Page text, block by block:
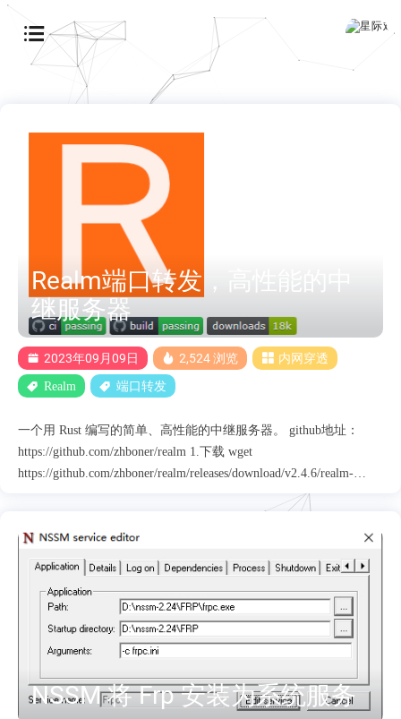
Realm端口转发，高性能的中
继服务器
2023年09月09日 2,524 浏览 内网穿透
Realm 端口转发
一个用 Rust 编写的简单、高性能的中继服务器。 github地址：
https://github.com/zhboner/realm 1.下载 wget
https://github.com/zhboner/realm/releases/download/v2.4.6/realm-
x86_64-unknown-linux-gnu.tar.gz tar -xf realm-x86_64-unknown-
有报错的话重新下载musl版本 2.配置 命令行运行 转发1.1.1.1的
443 端口到本机的5000端口 realm -l 0.0.0.0:5000 -r 1.1.1.1:443 配置
[log] level = "warn" output = "/var/log/realm.log" [network] no_tcp =
false use_u....
NSSM 将 Frp 安装为系统服务